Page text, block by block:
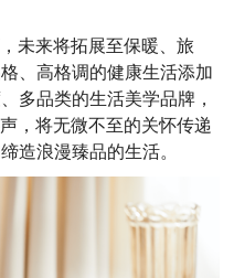
未来将拓展至保暖、旅
、高格调的健康生活添加
多品类的生活美学品牌，
，将无微不至的关怀传递
造浪漫臻品的生活。